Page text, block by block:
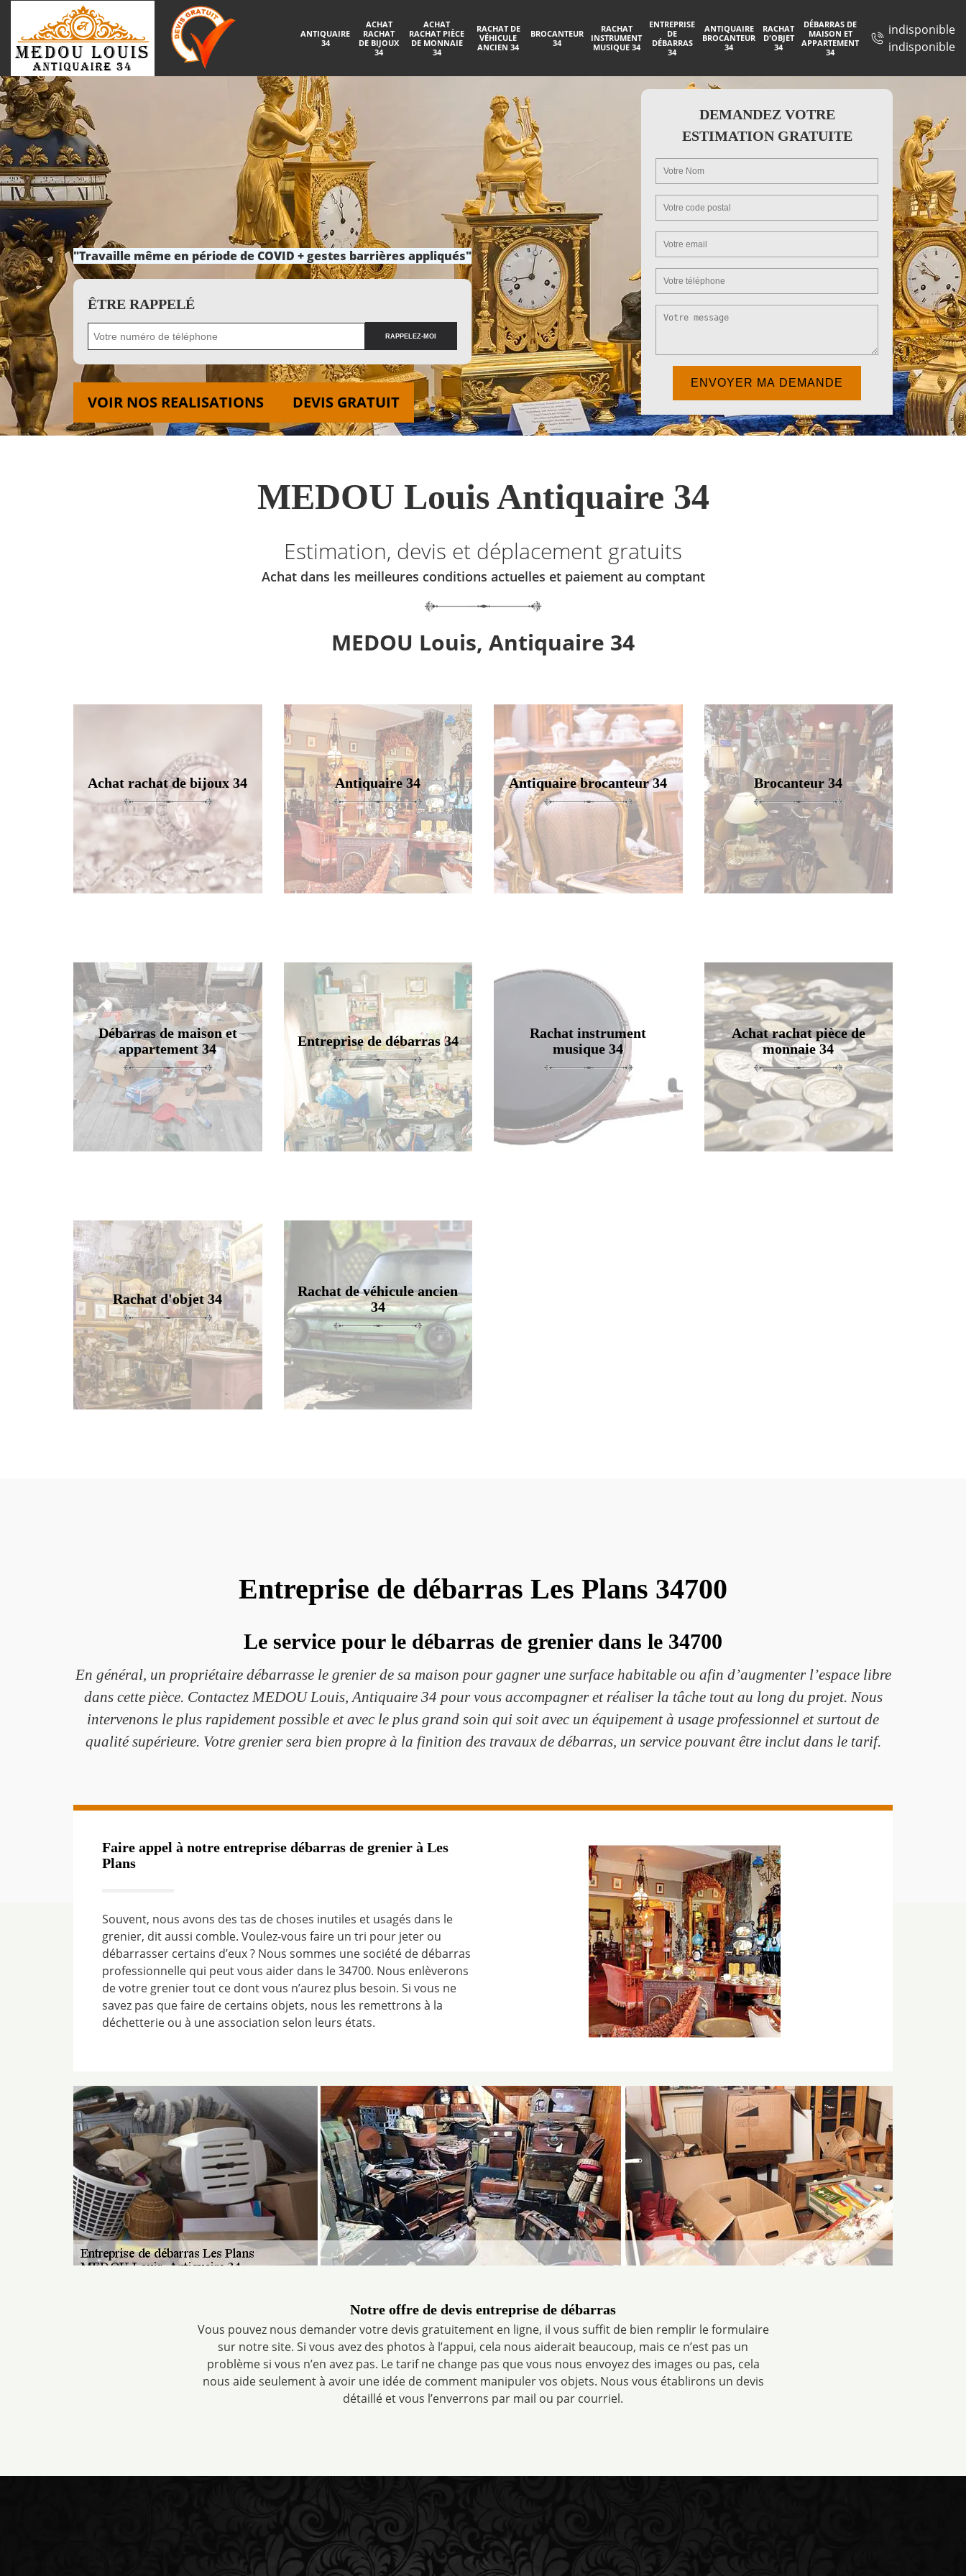
ANTIQUAIRE
34
ACHAT
RACHAT
DE BIJOUX
34
ACHAT
RACHAT PIÈCE
DE MONNAIE
34
RACHAT DE
VÉHICULE
ANCIEN 34
BROCANTEUR
34
RACHAT
INSTRUMENT
MUSIQUE 34
ENTREPRISE
DE
DÉBARRAS
34
ANTIQUAIRE
BROCANTEUR
34
RACHAT
D'OBJET
34
DÉBARRAS DE
MAISON ET
APPARTEMENT
34
indisponible
indisponible
"Travaille même en période de COVID + gestes barrières appliqués"
ÊTRE RAPPELÉ
VOIR NOS REALISATIONS DEVIS GRATUIT
DEMANDEZ VOTRE
ESTIMATION GRATUITE
MEDOU Louis Antiquaire 34
Estimation, devis et déplacement gratuits
Achat dans les meilleures conditions actuelles et paiement au comptant
MEDOU Louis, Antiquaire 34
Achat rachat de bijoux 34 Antiquaire 34 Antiquaire brocanteur 34 Brocanteur 34
Débarras de maison et
appartement 34
Entreprise de débarras 34
Rachat instrument
musique 34
Achat rachat pièce de
monnaie 34
Rachat d'objet 34
Rachat de véhicule ancien
34
Entreprise de débarras Les Plans 34700
Le service pour le débarras de grenier dans le 34700
En général, un propriétaire débarrasse le grenier de sa maison pour gagner une surface habitable ou afin d’augmenter l’espace libre
dans cette pièce. Contactez MEDOU Louis, Antiquaire 34 pour vous accompagner et réaliser la tâche tout au long du projet. Nous
intervenons le plus rapidement possible et avec le plus grand soin qui soit avec un équipement à usage professionnel et surtout de
qualité supérieure. Votre grenier sera bien propre à la finition des travaux de débarras, un service pouvant être inclut dans le tarif.
Faire appel à notre entreprise débarras de grenier à Les
Plans
Souvent, nous avons des tas de choses inutiles et usagés dans le
grenier, dit aussi comble. Voulez-vous faire un tri pour jeter ou
débarrasser certains d’eux ? Nous sommes une société de débarras
professionnelle qui peut vous aider dans le 34700. Nous enlèverons
de votre grenier tout ce dont vous n’aurez plus besoin. Si vous ne
savez pas que faire de certains objets, nous les remettrons à la
déchetterie ou à une association selon leurs états.
Notre offre de devis entreprise de débarras
Vous pouvez nous demander votre devis gratuitement en ligne, il vous suffit de bien remplir le formulaire
sur notre site. Si vous avez des photos à l’appui, cela nous aiderait beaucoup, mais ce n’est pas un
problème si vous n’en avez pas. Le tarif ne change pas que vous nous envoyez des images ou pas, cela
nous aide seulement à avoir une idée de comment manipuler vos objets. Nous vous établirons un devis
détaillé et vous l’enverrons par mail ou par courriel.